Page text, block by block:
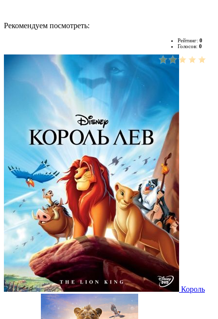
Рекомендуем посмотреть:
Рейтинг: 0
Голосов: 0
Король